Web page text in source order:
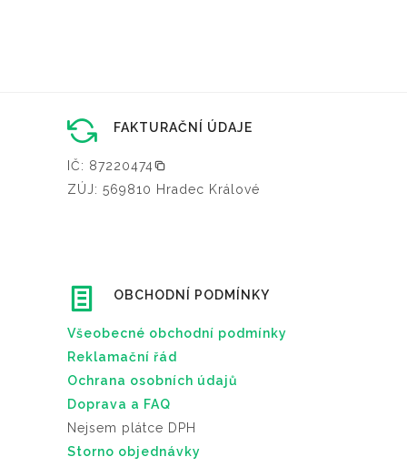
FAKTURAČNÍ ÚDAJE
IČ: 87220474
ZÚJ: 569810 Hradec Králové
OBCHODNÍ PODMÍNKY
Všeobecné obchodní podmínky
Reklamační řád
Ochrana osobních údajů
Doprava a FAQ
Nejsem plátce DPH
Storno objednávky